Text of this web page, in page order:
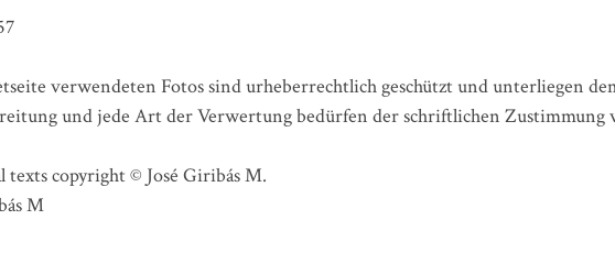
verwendeten Fotos sind urheberrechtlich geschützt und unterliegen
und jede Art der Verwertung bedürfen der schriftlichen Zustimmung
texts copyright © José Giribás M.
M